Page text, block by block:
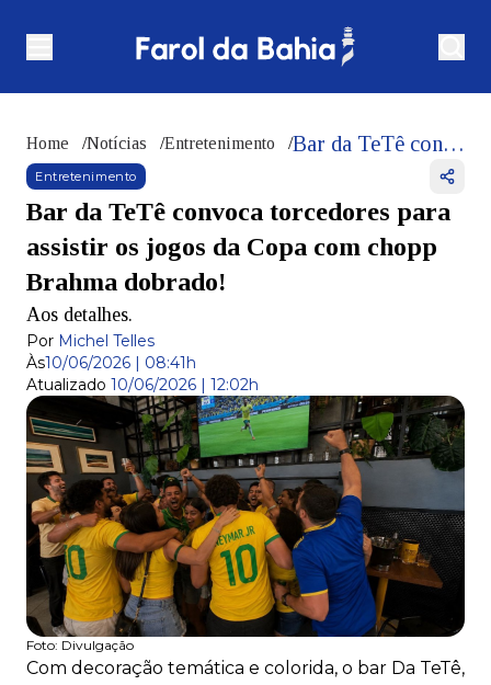
Home /Notícias /Entretenimento / Bar da TeTê convoca torcedores para assistir os jogos da Copa com chopp Brahma dobrado!
Entretenimento
Bar da TeTê convoca torcedores para
assistir os jogos da Copa com chopp
Brahma dobrado!
Aos detalhes.
Por Michel Telles
Às10/06/2026 | 08:41h
Atualizado 10/06/2026 | 12:02h
Foto: Divulgação
Com decoração temática e colorida, o bar Da TeTê,